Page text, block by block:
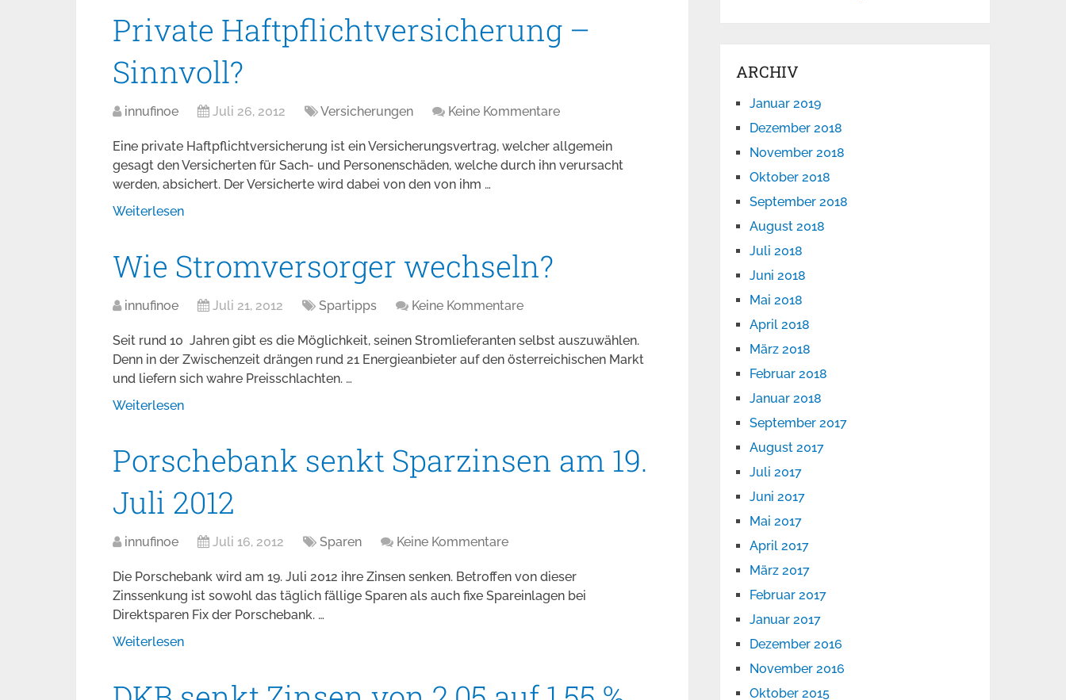
Private Haftpflichtversicherung –
Sinnvoll?
innufinoe Juli 26, 2012 Versicherungen Keine Kommentare
Eine private Haftpflichtversicherung ist ein Versicherungsvertrag, welcher allgemein
gesagt den Versicherten für Sach- und Personenschäden, welche durch ihn verursacht
werden, absichert. Der Versicherte wird dabei von den von ihm …
Weiterlesen
Wie Stromversorger wechseln?
innufinoe Juli 21, 2012 Spartipps Keine Kommentare
Seit rund 10 Jahren gibt es die Möglichkeit, seinen Stromlieferanten selbst auszuwählen.
Denn in der Zwischenzeit drängen rund 21 Energieanbieter auf den österreichischen Markt
und liefern sich wahre Preisschlachten. …
Weiterlesen
Porschebank senkt Sparzinsen am 19.
Juli 2012
innufinoe Juli 16, 2012 Sparen Keine Kommentare
Die Porschebank wird am 19. Juli 2012 ihre Zinsen senken. Betroffen von dieser
Zinssenkung ist sowohl das täglich fällige Sparen als auch fixe Spareinlagen bei
Direktsparen Fix der Porschebank. …
Weiterlesen
ARCHIV
Januar 2019
Dezember 2018
November 2018
Oktober 2018
September 2018
August 2018
Juli 2018
Juni 2018
Mai 2018
April 2018
März 2018
Februar 2018
Januar 2018
September 2017
August 2017
Juli 2017
Juni 2017
Mai 2017
April 2017
März 2017
Februar 2017
Januar 2017
Dezember 2016
November 2016
Oktober 2015